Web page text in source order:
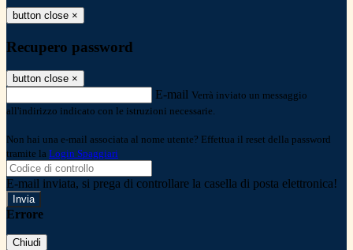
button close ×
Recupero password
button close ×
E-mail Verrà inviato un messaggio
all'indirizzo indicato con le istruzioni necessarie.
Non hai una e-mail associata al nome utente? Effettua il reset della password
tramite la Login Spaggiari
E-mail inviata, si prega di controllare la casella di posta elettronica!
Errore
Chiudi